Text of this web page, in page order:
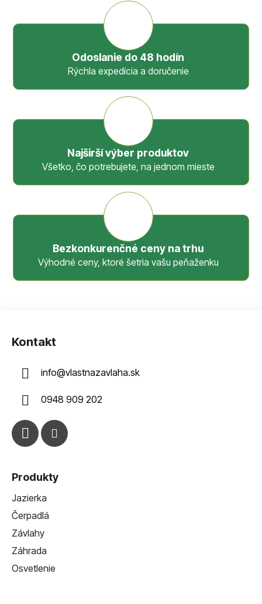
Odoslanie do 48 hodín
Rýchla expedícia a doručenie
Najširší výber produktov
Všetko, čo potrebujete, na jednom mieste
Bezkonkurenčné ceny na trhu
Výhodné ceny, ktoré šetria vašu peňaženku
Kontakt
info@vlastnazavlaha.sk
0948 909 202
Produkty
Jazierka
Čerpadlá
Závlahy
Záhrada
Osvetlenie